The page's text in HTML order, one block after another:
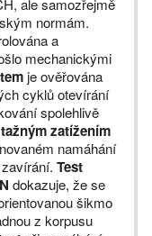
ale samozřejmě
normám.
a
mechanickými
je ověřována
cyklů otevírání
spolehlivě
zatížením
namáhání
Test
dokazuje, že se
šikmo
z korpusu